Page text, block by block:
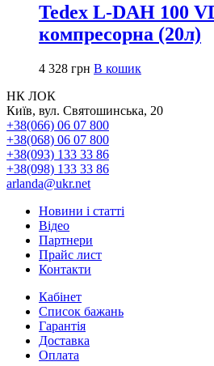
Tedex L-DAH 100
компресорна (20л)
4 328 грн В кошик
НК ЛОК
Київ, вул. Святошинська, 20
+38(066) 06 07 800
+38(068) 06 07 800
+38(093) 133 33 86
+38(098) 133 33 86
arlanda@ukr.net
Новини і статті
Відео
Партнери
Прайс лист
Контакти
Кабінет
Список бажань
Гарантія
Доставка
Оплата